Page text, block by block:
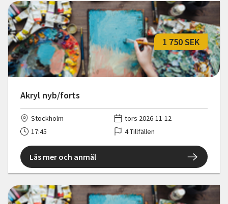
Akryl nyb/forts
1 750 SEK
Stockholm
tors 2026-11-12
17:45
4 Tillfällen
Läs mer och anmäl